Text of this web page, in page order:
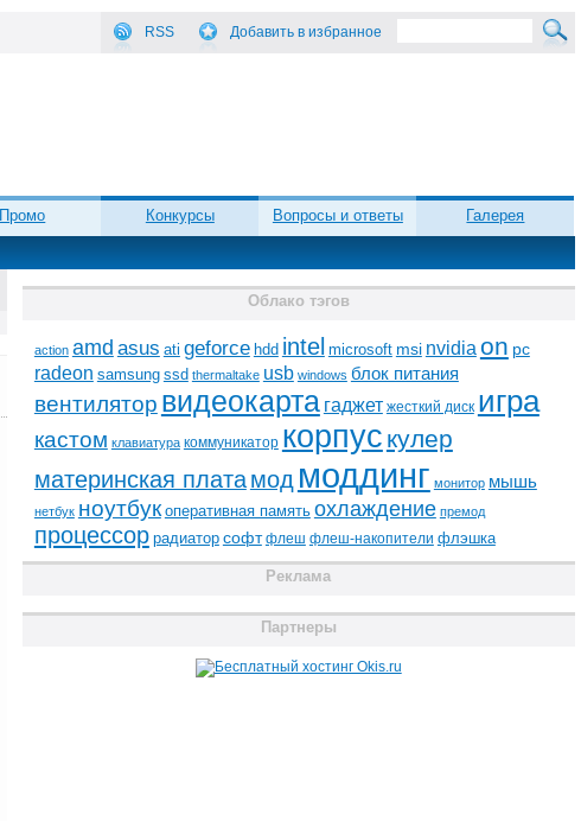
RSS Добавить в избранное
Промо Конкурсы Вопросы и ответы Галерея
Облако тэгов
action amd asus ati geforce hdd intel microsoft msi nvidia on pc
radeon samsung ssd thermaltake usb windows блок питания
вентилятор видеокарта гаджет жесткий диск игра
кастом клавиатура коммуникатор корпус кулер
материнская платамод моддинг монитор мышь
нетбук ноутбук оперативная память охлаждение премод
процессор радиатор софт флеш флеш-накопители флэшка
Реклама
Партнеры